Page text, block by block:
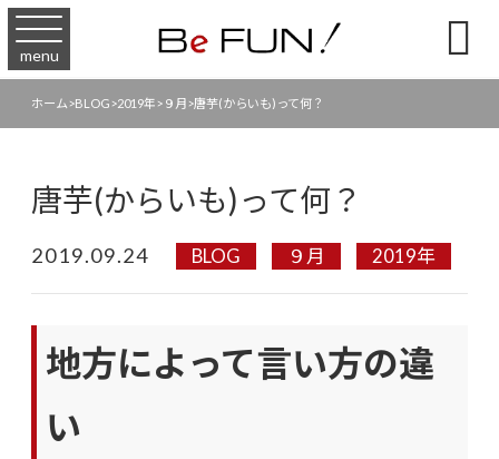
menu 
ホーム >BLOG >2019年 > ９月 >唐芋(からいも)って何？
唐芋(からいも)って何？
2019.09.24 BLOG ９月 2019年
地方によって言い方の違
い